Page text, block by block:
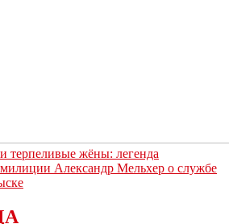
терпеливые жёны: легенда
Александр Мельхер о службе